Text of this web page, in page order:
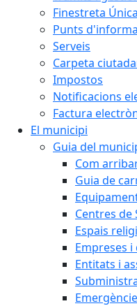
Finestreta
Punts
Serveis
Carpeta
Impostos
Notificacions
Factura
El municipi
Guia del
Com
Guia de
Centres de
Espais
Empreses
Entitats i